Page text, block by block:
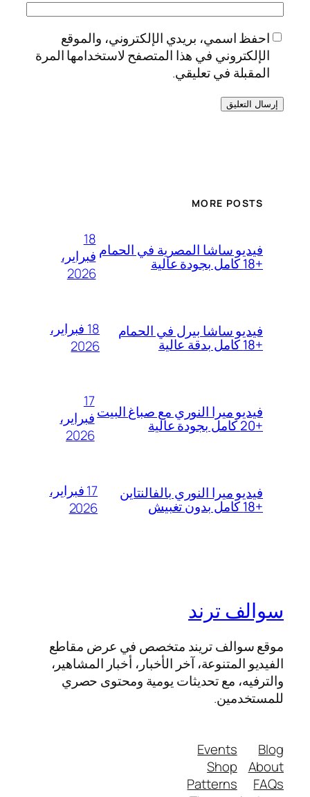
احفظ اسمي، بريدي الإلكتروني، والموقع
الإلكتروني في هذا المتصفح لاستخدامها المرة
المقبلة في تعليقي.
MORE POSTS
فيديو ساشا المصرية في الحمام
+18 كامل بجودة عالية
18
فبراير،
2026
فيديو ساشا بيرل في الحمام
+18 كامل بدقة عالية
18 فبراير،
2026
فيديو ميرا النوري مع صباغ البيت
+20 كامل بجودة عالية
17
فبراير،
2026
فيديو ميرا النوري بالفالنتاين
+18 كامل بدون تغبيش
17 فبراير،
2026
سوالف ترند
موقع سوالف تريند متخصص في عرض مقاطع
الفيديو المتنوعة، آخر الأخبار، أخبار المشاهير،
والترفيه، مع تحديثات يومية ومحتوى حصري
للمستخدمين.
Blog
About
FAQs
Events
Shop
Patterns